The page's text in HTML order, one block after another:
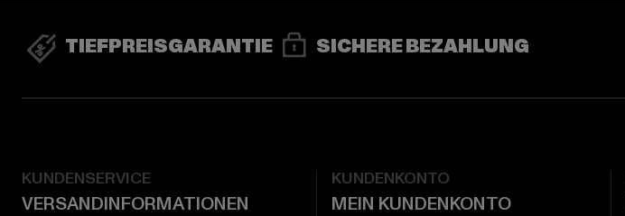
TIEFPREISGARANTIE SICHERE BEZAHLUNG
KUNDENSERVICE
VERSANDINFORMATIONEN
KUNDENKONTO
MEIN KUNDENKONTO